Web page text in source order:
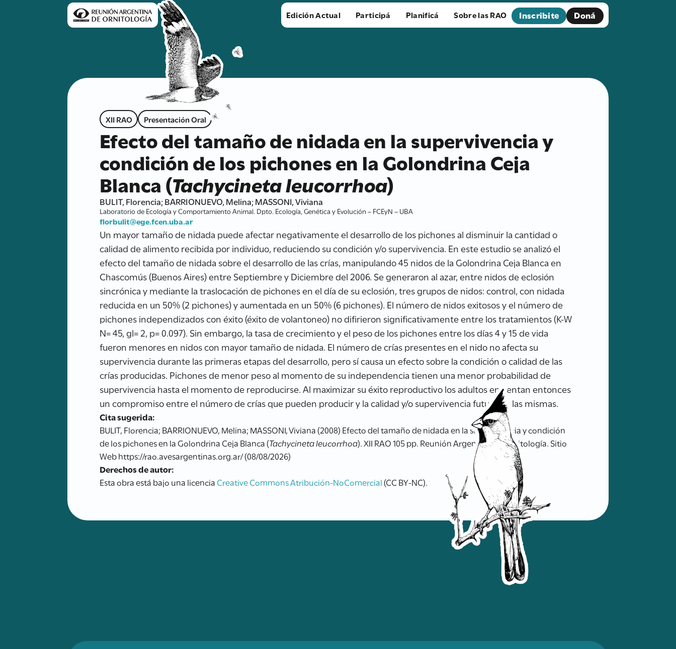
Edición Actual Participá Planificá Sobre las RAO Inscribite Doná
XII RAO Presentación Oral
Efecto del tamaño de nidada en la supervivencia y
condición de los pichones en la Golondrina Ceja
Blanca (Tachycineta leucorrhoa)
BULIT, Florencia; BARRIONUEVO, Melina; MASSONI, Viviana
Laboratorio de Ecología y Comportamiento Animal. Dpto. Ecología, Genética y Evolución – FCEyN – UBA
florbulit@ege.fcen.uba.ar
Un mayor tamaño de nidada puede afectar negativamente el desarrollo de los pichones al disminuir la cantidad o
calidad de alimento recibida por individuo, reduciendo su condición y/o supervivencia. En este estudio se analizó el
efecto del tamaño de nidada sobre el desarrollo de las crías, manipulando 45 nidos de la Golondrina Ceja Blanca en
Chascomús (Buenos Aires) entre Septiembre y Diciembre del 2006. Se generaron al azar, entre nidos de eclosión
sincrónica y mediante la traslocación de pichones en el día de su eclosión, tres grupos de nidos: control, con nidada
reducida en un 50% (2 pichones) y aumentada en un 50% (6 pichones). El número de nidos exitosos y el número de
pichones independizados con éxito (éxito de volantoneo) no difirieron significativamente entre los tratamientos (K-W
N= 45, gl= 2, p= 0.097). Sin embargo, la tasa de crecimiento y el peso de los pichones entre los días 4 y 15 de vida
fueron menores en nidos con mayor tamaño de nidada. El número de crías presentes en el nido no afecta su
supervivencia durante las primeras etapas del desarrollo, pero sí causa un efecto sobre la condición o calidad de las
crías producidas. Pichones de menor peso al momento de su independencia tienen una menor probabilidad de
supervivencia hasta el momento de reproducirse. Al maximizar su éxito reproductivo los adultos enfrentan entonces
un compromiso entre el número de crías que pueden producir y la calidad y/o supervivencia futura de las mismas.
Cita sugerida:
BULIT, Florencia; BARRIONUEVO, Melina; MASSONI, Viviana (2008) Efecto del tamaño de nidada en la supervivencia y condición
de los pichones en la Golondrina Ceja Blanca (Tachycineta leucorrhoa). XII RAO 105 pp. Reunión Argentina de Ornitología. Sitio
Web https://rao.avesargentinas.org.ar/ (08/08/2026)
Derechos de autor:
Esta obra está bajo una licencia Creative Commons Atribución-NoComercial(CC BY-NC).